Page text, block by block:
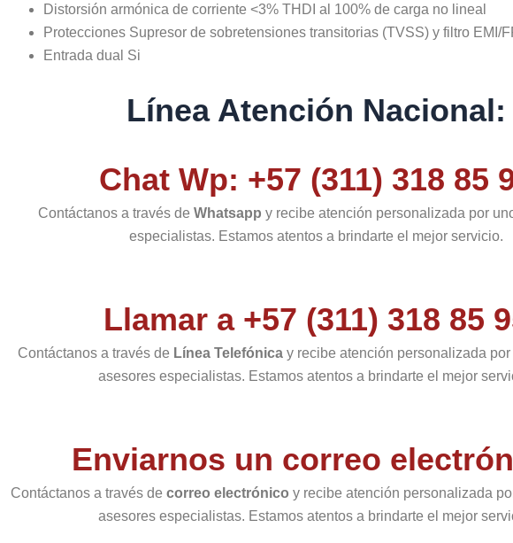
Distorsión armónica de corriente <3% THDI al 100% de carga no lineal
Protecciones Supresor de sobretensiones transitorias (TVSS) y filtro EMI/
Entrada dual Si
Línea Atención Nacional:
Chat Wp: +57 (311) 318 85
Contáctanos a través deWhatsapp y recibe atención personalizada por
especialistas. Estamos atentos a brindarte el mejor servicio.
Llamar a +57 (311) 318 85
Contáctanos a través de Línea Telefónicay recibe atención personalizada
asesores especialistas. Estamos atentos a brindarte el mejor
Enviarnos un correo
Contáctanos a través de correo electrónico y recibe atención personalizada
asesores especialistas. Estamos atentos a brindarte el mejor